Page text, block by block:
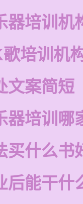
器培训机
培训机
文案简短
器培训哪
买什么书
后能干什